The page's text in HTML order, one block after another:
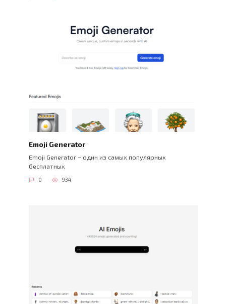
Emoji Generator
Emoji Generator – один из самых популярных
бесплатных
0 934